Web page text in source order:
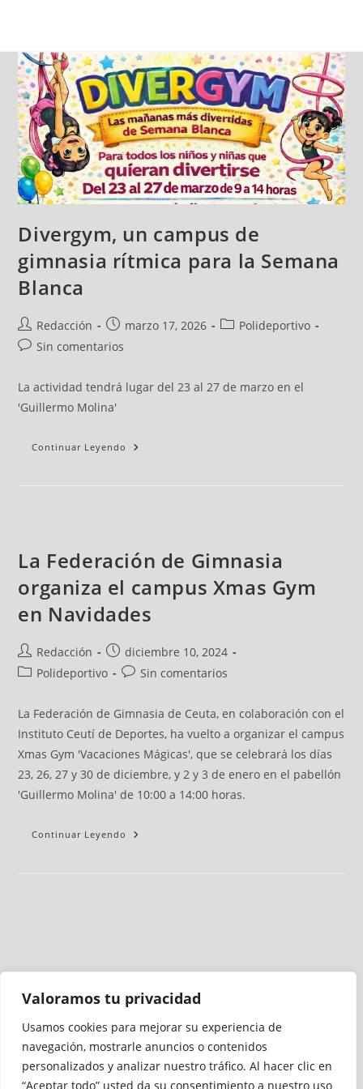
Valoramos tu privacidad
Usamos cookies para mejorar su experiencia de
navegación, mostrarle anuncios o contenidos
personalizados y analizar nuestro tráfico. Al hacer clic en
“Aceptar todo” usted da su consentimiento a nuestro uso
Divergym, un campus de
gimnasia rítmica para la Semana
Blanca
Redacción marzo 17, 2026
Polideportivo
Sin comentarios
La actividad tendrá lugar del 23 al 27 de marzo en el
'Guillermo Molina'
Continuar Leyendo
La Federación de Gimnasia
organiza el campus Xmas Gym
en Navidades
Redacción
diciembre 10, 2024
Polideportivo
Sin comentarios
La Federación de Gimnasia de Ceuta, en colaboración con el
Instituto Ceutí de Deportes, ha vuelto a organizar el campus
Xmas Gym 'Vacaciones Mágicas', que se celebrará los días
23, 26, 27 y 30 de diciembre, y 2 y 3 de enero en el pabellón
'Guillermo Molina' de 10:00 a 14:00 horas.
Continuar Leyendo
Medio auditado por